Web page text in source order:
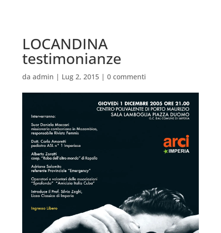
LOCANDINA
testimonianze
da admin | Lug 2, 2015| 0 commenti